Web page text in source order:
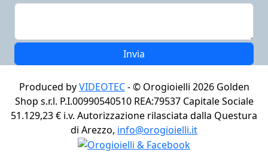
Produced byVIDEOTEC - © Orogioielli 2026Golden
Shop s.r.l. P.I.00990540510 REA:79537 Capitale Sociale
51.129,23 € i.v. Autorizzazione rilasciata dalla Questura
di Arezzo, info@orogioielli.it